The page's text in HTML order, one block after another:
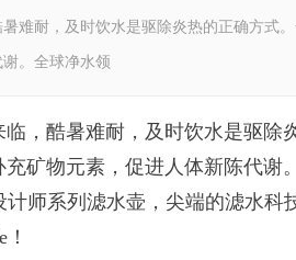
难耐，及时饮水是驱除炎热的正确方式
。全球净水领
酷暑难耐，及时饮水是驱除
矿物元素，促进人体新陈代谢
计师系列滤水壶，尖端的滤水